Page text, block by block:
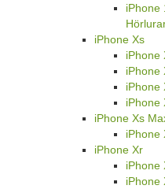
iPhone
iPhone Xs
iPhone
iPhone
iPhone
iPhone
iPhone Xs
iPhone
iPhone Xr
iPhone
iPhone